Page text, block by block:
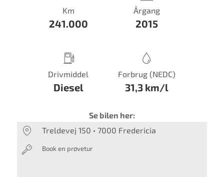
Km
241.000
Årgang
2015
Drivmiddel
Diesel
Forbrug (NEDC)
31,3 km/l
Se bilen her:
Treldevej 150
7000 Fredericia
Book en prøvetur